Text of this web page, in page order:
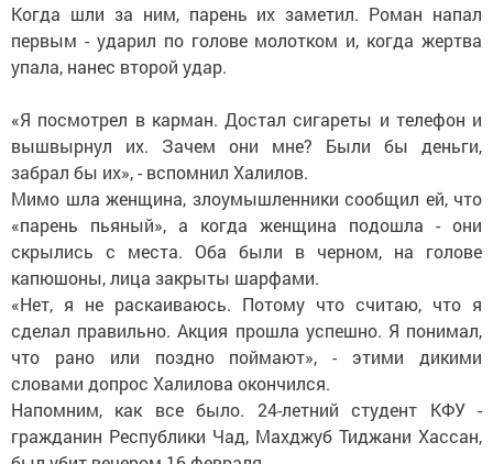
Когда шли за ним, парень их заметил. Роман напал
первым - ударил по голове молотком и, когда жертва
упала, нанес второй удар.
«Я посмотрел в карман. Достал сигареты и телефон и
вышвырнул их. Зачем они мне? Были бы деньги,
забрал бы их», - вспомнил Халилов.
Мимо шла женщина, злоумышленники сообщил ей, что
«парень пьяный», а когда женщина подошла - они
скрылись с места. Оба были в черном, на голове
капюшоны, лица закрыты шарфами.
«Нет, я не раскаиваюсь. Потому что считаю, что я
сделал правильно. Акция прошла успешно. Я понимал,
что рано или поздно поймают», - этими дикими
словами допрос Халилова окончился.
Напомним, как все было. 24-летний студент КФУ -
гражданин Республики Чад, Махджуб Тиджани Хассан,